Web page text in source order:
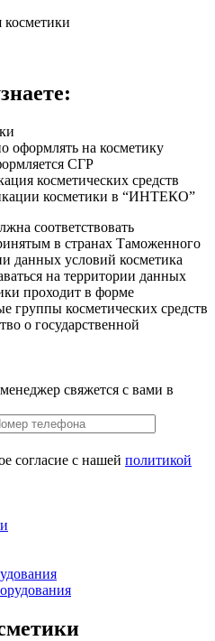
оформлять на косметику
СГР
косметических средств
косметики в “ИНТЕКО”
соответствовать
в странах Таможенного
данных условий косметика
на территории данных
проходит в форме
группы косметических средств
о государственной
свяжется с вами в
согласие с нашей политикой